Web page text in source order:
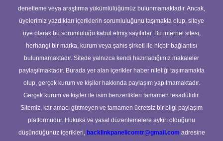
denetleme veya araştırma yükümlülüğümüz bulunmamaktadır. Ancak,
üyelerimiz yazdıkları içeriklerin sorumluluğunu taşımakta olup, siteye
üye olarak bu sorumluluğu kabul etmiş sayılırlar. Bu internet sitesi,
herhangi bir marka, kurum veya şahıs şirketi ile hiçbir bağlantısı
bulunmamaktadır. Sitede yalnızca kendi hazırladığımız makaleler
paylaşılmaktadır. Burada yer alan içerikler haber niteliği taşımamakta
olup, gerçek kurum ve kişiler hakkında paylaşım yapılmamaktadır.
Gerçek kurum ve kişiler ile isim benzerlikleri tamamen tesadüfidir.
Sitemiz, kar amacı gütmeyen ve tamamen ücretsiz bir bilgi paylaşım
platformudur. Hukuka ve yasal düzenlemelere aykırı olduğunu
düşündüğünüz içerikleri, backlinkpanelicomtr@gmail.com adresine